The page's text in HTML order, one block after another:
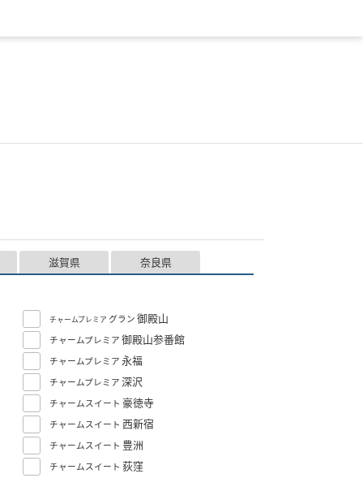
滋賀県 奈良県
チャームプレミア グラン御殿山
チャームプレミア御殿山参番館
チャームプレミア永福
チャームプレミア深沢
チャームスイート豪徳寺
チャームスイート西新宿
チャームスイート 豊洲
チャームスイート荻窪